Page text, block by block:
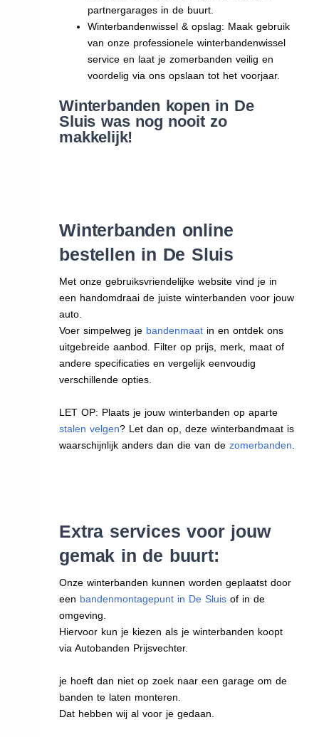
partnergarages in de buurt.
Winterbandenwissel & opslag: Maak gebruik
van onze professionele winterbandenwissel
service en laat je zomerbanden veilig en
voordelig via ons opslaan tot het voorjaar.
Winterbanden kopen in De
Sluis was nog nooit zo
makkelijk!
Winterbanden online
bestellen in De Sluis
Met onze gebruiksvriendelijke website vind je in
een handomdraai de juiste winterbanden voor jouw
auto.
Voer simpelweg je bandenmaat in en ontdek ons
uitgebreide aanbod. Filter op prijs, merk, maat of
andere specificaties en vergelijk eenvoudig
verschillende opties.
LET OP: Plaats je jouw winterbanden op aparte
stalen velgen? Let dan op, deze winterbandmaat is
waarschijnlijk anders dan die van dezomerbanden
Extra services voor jouw
gemak in de buurt:
Onze winterbanden kunnen worden geplaatst door
een bandenmontagepunt in De Sluis of in de
omgeving.
Hiervoor kun je kiezen als je winterbanden koopt
via Autobanden Prijsvechter.
je hoeft dan niet op zoek naar een garage om de
banden te laten monteren.
Dat hebben wij al voor je gedaan.